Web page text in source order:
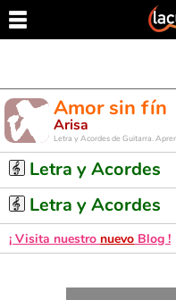
Amor sin fín
Arisa
Letra y Acordes de Guitarra.
Letra y Acordes
Letra y Acordes
¡ Visita nuestro nuevo Blog !